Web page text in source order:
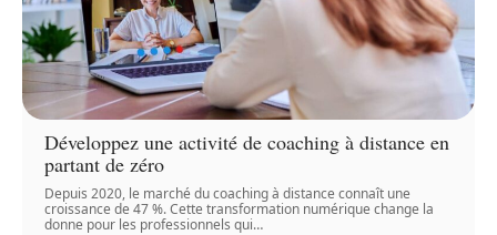
Développez une activité de coaching à distance en
partant de zéro
Depuis 2020, le marché du coaching à distance connaît une
croissance de 47 %. Cette transformation numérique change la
donne pour les professionnels qui…